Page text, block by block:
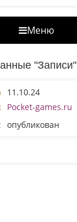
Меню
"Записи"
11.10.24
Pocket-games.ru
опубликован